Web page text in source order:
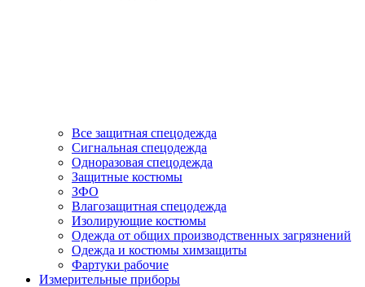
Все защитная спецодежда
Сигнальная спецодежда
Одноразовая спецодежда
Защитные костюмы
ЗФО
Влагозащитная спецодежда
Изолирующие костюмы
Одежда от общих производственных загрязнений
Одежда и костюмы химзащиты
Фартуки рабочие
Измерительные приборы